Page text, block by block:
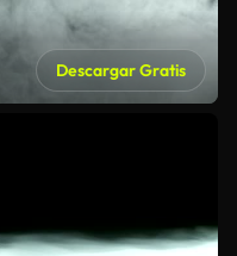
Descargar Gratis